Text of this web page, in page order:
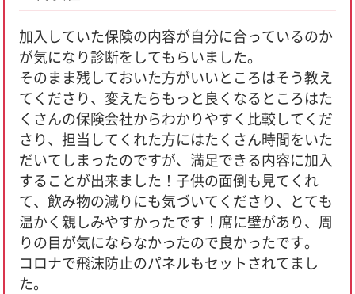
加入していた保険の内容が自分に合っているのか
が気になり診断をしてもらいました。
そのまま残しておいた方がいいところはそう教え
てくださり、変えたらもっと良くなるところはた
くさんの保険会社からわかりやすく比較してくだ
さり、担当してくれた方にはたくさん時間をいた
だいてしまったのですが、満足できる内容に加入
することが出来ました！子供の面倒も見てくれ
て、飲み物の減りにも気づいてくださり、とても
温かく親しみやすかったです！席に壁があり、周
りの目が気にならなかったので良かったです。
コロナで飛沫防止のパネルもセットされてまし
た。